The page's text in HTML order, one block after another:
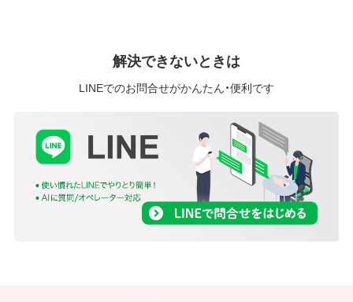
解決できないときは
LINEでのお問合せがかんたん・便利です